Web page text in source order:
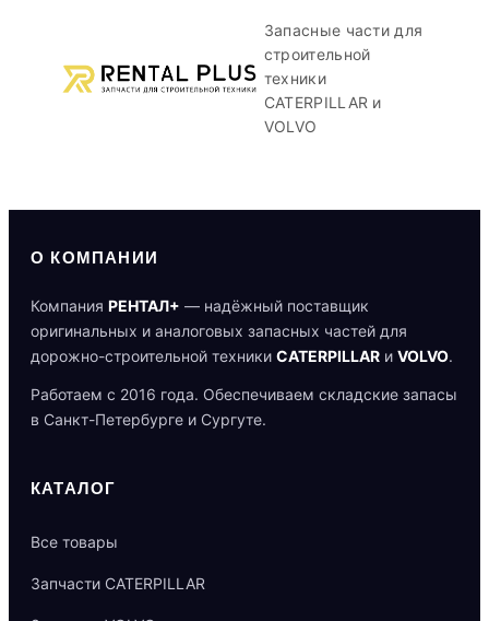
Запасные части для
строительной
техники
CATERPILLAR и
VOLVO
О КОМПАНИИ
Компания РЕНТАЛ+ — надёжный поставщик
оригинальных и аналоговых запасных частей для
дорожно-строительной техники CATERPILLAR и VOLVO.
Работаем с 2016 года. Обеспечиваем складские запасы
в Санкт-Петербурге и Сургуте.
КАТАЛОГ
Все товары
Запчасти CATERPILLAR